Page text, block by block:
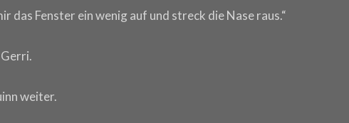
das Fenster ein wenig auf und streck die Nase raus.“
Gerri.
weiter.